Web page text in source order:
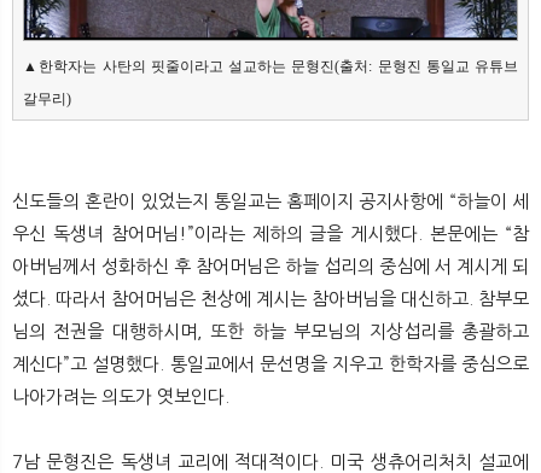
▲한학자는 사탄의 핏줄이라고 설교하는 문형진(출처: 문형진 통일교 유튜브
갈무리)
신도들의 혼란이 있었는지 통일교는 홈페이지 공지사항에 “하늘이 세
우신 독생녀 참어머님!”이라는 제하의 글을 게시했다. 본문에는 “참
아버님께서 성화하신 후 참어머님은 하늘 섭리의 중심에 서 계시게 되
셨다. 따라서 참어머님은 천상에 계시는 참아버님을 대신하고. 참부모
님의 전권을 대행하시며, 또한 하늘 부모님의 지상섭리를 총괄하고
계신다”고 설명했다. 통일교에서 문선명을 지우고 한학자를 중심으로
나아가려는 의도가 엿보인다.
7남 문형진은 독생녀 교리에 적대적이다. 미국 생츄어리처치 설교에